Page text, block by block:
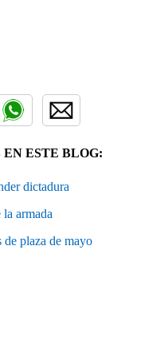
ESTE BLOG:
dictadura
la armada
de plaza de mayo